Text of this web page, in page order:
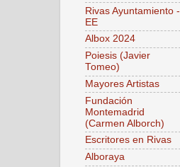
Rivas Ayuntamiento -
EE
Albox 2024
Poiesis (Javier
Tomeo)
Mayores Artistas
Fundación
Montemadrid
(Carmen Alborch)
Escritores en Rivas
Alboraya